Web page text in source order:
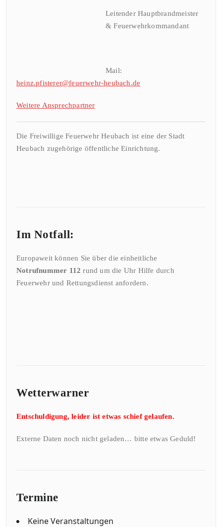
Leitender Hauptbrandmeister
& Feuerwehrkommandant
Mail:
heinz.pfisterer@feuerwehr-heubach.de
Weitere Ansprechpartner
Die Freiwillige Feuerwehr Heubach ist eine der Stadt
Heubach zugehörige öffentliche Einrichtung.
Im Notfall:
Europaweit können Sie über die einheitliche
Notrufnummer 112 rund um die Uhr Hilfe durch
Feuerwehr und Rettungsdienst anfordern.
Wetterwarner
Entschuldigung, leider ist etwas schief gelaufen.
Externe Daten noch nicht geladen… bitte etwas Geduld!
Termine
Keine Veranstaltungen